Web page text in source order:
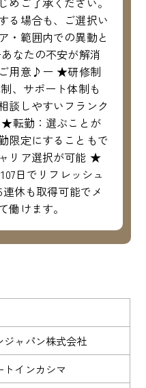
る場合も、ご選択い
・範囲内での異動と
なたの不安が解消
用意♪ー ★研修制
、サポート体制も
談しやすいフランク
転勤：選ぶことが
限定にすることもで
リア選択が可能 ★
日でリフレッシュ
休も取得可能でメ
働けます。
ジャパン株式会社
トインカシマ